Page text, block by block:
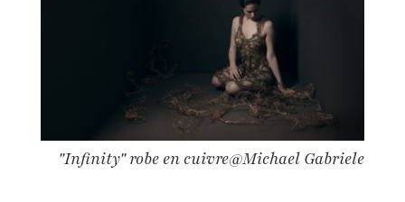
"Infinity" robe en cuivre@Michael Gabriele